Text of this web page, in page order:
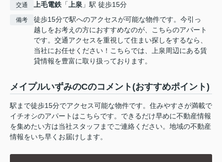
交通 上毛電鉄 「上泉 」駅 徒歩15分
備考
徒歩15分で駅へのアクセスが可能な物件です。今引っ
越しをお考えの方におすすめなのが、こちらのアパート
です。交通アクセスを重視して住まい探しをするなら、
当社にお任せください！こちらでは、上泉周辺にある賃
貸情報を豊富に取り扱っております。
メイプルいずみのCのコメント(おすすめポイント)
駅まで徒歩15分でアクセス可能な物件です。住みやすさが満載で
イチオシのアパートはこちらです。できるだけ早めに不動産情報
を集めたい方は当社スタッフまでご連絡ください。地域の不動産
情報をいち早くお届けします。